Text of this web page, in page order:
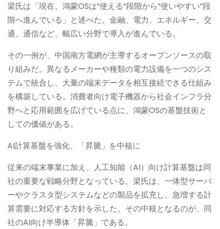
梁氏は「現在、鴻蒙OSは“使える”段階から“使いやすい”段
階へ進んでいる」と述べた。金融、電力、エネルギー、交
通、通信など、幅広い分野で導入が進んでいる。
その一例が、中国南方電網が主導するオープンソースの取
り組みだ。異なるメーカーや種類の電力設備を一つのシス
テムで統合し、大量の端末データを相互接続できる仕組み
を構築している。消費者向け電子機器から社会インフラ分
野へと応用範囲を広げている点に、鴻蒙OSの基盤技術と
しての価値がある。
AI計算基盤を強化、「昇騰」を中核に
従来の端末事業に加え、人工知能（AI）向け計算基盤は同
社の重要な戦略分野となっている。梁氏は、一体型サーバ
ーやクラスタ型システムなどの製品を拡充し、急増する計
算需要に対応する方針を示した。その中核となるのが、同
社のAI向け半導体「昇騰」である。